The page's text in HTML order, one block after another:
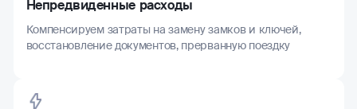
Непредвиденные расходы
Компенсируем затраты на замену замков и ключей,
восстановление документов, прерванную поездку